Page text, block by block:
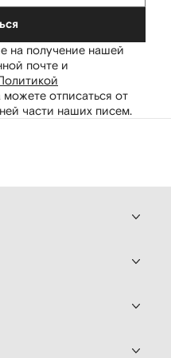
на получение нашей
почте и
можете отписаться от
части наших писем.